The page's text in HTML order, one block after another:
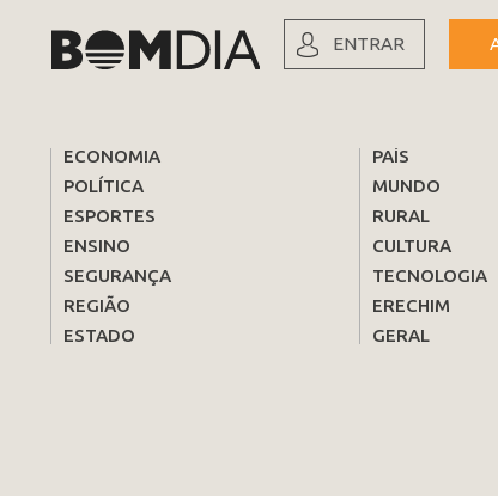
ENTRAR
ECONOMIA
POLÍTICA
ESPORTES
ENSINO
SEGURANÇA
REGIÃO
ESTADO
PAÍS
MUNDO
RURAL
CULTURA
TECNOLOGIA
ERECHIM
GERAL